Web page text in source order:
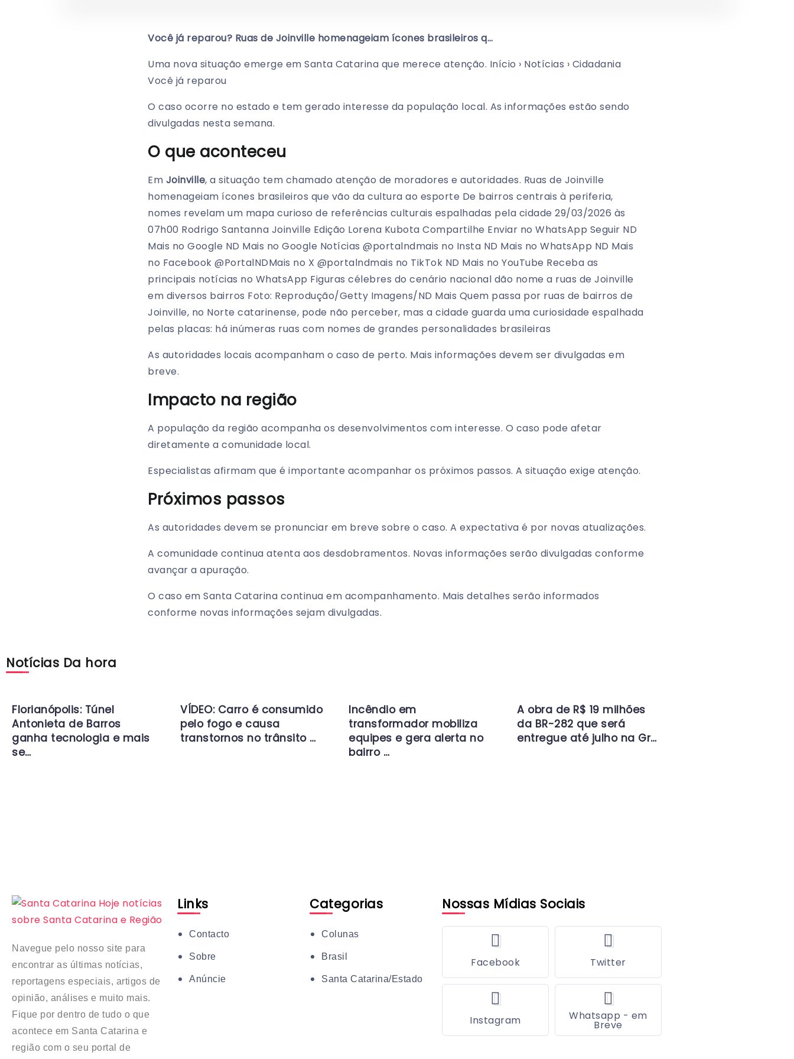
Você já reparou? Ruas de Joinville homenageiam ícones brasileiros q…
Uma nova situação emerge em Santa Catarina que merece atenção. Início › Notícias › Cidadania
Você já reparou
O caso ocorre no estado e tem gerado interesse da população local. As informações estão sendo
divulgadas nesta semana.
O que aconteceu
Em Joinville, a situação tem chamado atenção de moradores e autoridades. Ruas de Joinville
homenageiam ícones brasileiros que vão da cultura ao esporte De bairros centrais à periferia,
nomes revelam um mapa curioso de referências culturais espalhadas pela cidade 29/03/2026 às
07h00 Rodrigo Santanna Joinville Edição Lorena Kubota Compartilhe Enviar no WhatsApp Seguir ND
Mais no Google ND Mais no Google Notícias @portalndmais no Insta ND Mais no WhatsApp ND Mais
no Facebook @PortalNDMais no X @portalndmais no TikTok ND Mais no YouTube Receba as
principais notícias no WhatsApp Figuras célebres do cenário nacional dão nome a ruas de Joinville
em diversos bairros Foto: Reprodução/Getty Imagens/ND Mais Quem passa por ruas de bairros de
Joinville, no Norte catarinense, pode não perceber, mas a cidade guarda uma curiosidade espalhada
pelas placas: há inúmeras ruas com nomes de grandes personalidades brasileiras
As autoridades locais acompanham o caso de perto. Mais informações devem ser divulgadas em
breve.
Impacto na região
A população da região acompanha os desenvolvimentos com interesse. O caso pode afetar
diretamente a comunidade local.
Especialistas afirmam que é importante acompanhar os próximos passos. A situação exige atenção.
Próximos passos
As autoridades devem se pronunciar em breve sobre o caso. A expectativa é por novas atualizações.
A comunidade continua atenta aos desdobramentos. Novas informações serão divulgadas conforme
avançar a apuração.
O caso em Santa Catarina continua em acompanhamento. Mais detalhes serão informados
conforme novas informações sejam divulgadas.
Notícias Da hora
Florianópolis: Túnel
Antonieta de Barros
ganha tecnologia e mais
se…
VÍDEO: Carro é consumido
pelo fogo e causa
transtornos no trânsito …
Incêndio em
transformador mobiliza
equipes e gera alerta no
bairro …
A obra de R$ 19 milhões
da BR-282 que será
entregue até julho na Gr…
Navegue pelo nosso site para
encontrar as últimas notícias,
reportagens especiais, artigos de
opinião, análises e muito mais.
Fique por dentro de tudo o que
acontece em Santa Catarina e
região com o seu portal de
Links
Contacto
Sobre
Anúncie
Categorias
Colunas
Brasil
Santa Catarina/Estado
Nossas Mídias Sociais
Facebook Twitter
Instagram Whatsapp - em
Breve